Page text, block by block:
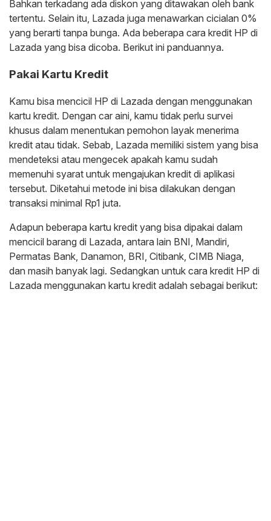
Bahkan terkadang ada diskon yang ditawakan oleh bank
tertentu. Selain itu, Lazada juga menawarkan cicialan 0%
yang berarti tanpa bunga. Ada beberapa cara kredit HP di
Lazada yang bisa dicoba. Berikut ini panduannya.
Pakai Kartu Kredit
Kamu bisa mencicil HP di Lazada dengan menggunakan
kartu kredit. Dengan car aini, kamu tidak perlu survei
khusus dalam menentukan pemohon layak menerima
kredit atau tidak. Sebab, Lazada memiliki sistem yang bisa
mendeteksi atau mengecek apakah kamu sudah
memenuhi syarat untuk mengajukan kredit di aplikasi
tersebut. Diketahui metode ini bisa dilakukan dengan
transaksi minimal Rp1 juta.
Adapun beberapa kartu kredit yang bisa dipakai dalam
mencicil barang di Lazada, antara lain BNI, Mandiri,
Permatas Bank, Danamon, BRI, Citibank, CIMB Niaga,
dan masih banyak lagi. Sedangkan untuk cara kredit HP di
Lazada menggunakan kartu kredit adalah sebagai berikut: